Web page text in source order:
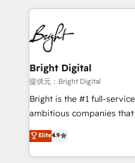
HubSpot COS
COS Design Award
Partner 📆Founded in 1997
automation, integration,
lasting impact. We specialize in: • Turnkey and end-
to-end HubSpot
Sales, Service, Marketing
and chat agents,
workflows • Salesforce +
RevOps and AI-driven
design and CMS
and CRM migration from
Client/member portals
Bright Digital
提供元：Bright Digital
Bright is the #1 full-
ambitious companies
From HubSpot
developing a new website
digital marketing; we do
Elite4.9